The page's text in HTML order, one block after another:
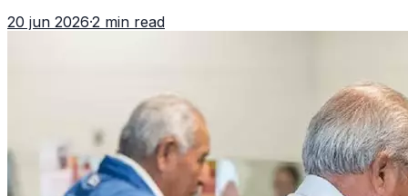
fallido con la administración anterior del Ministerio
20 jun 2026·2 min read